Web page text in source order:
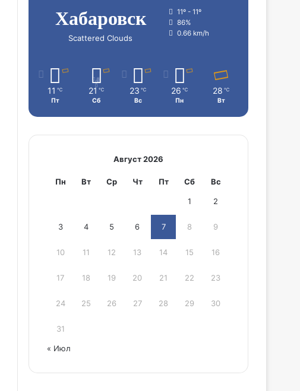
Хабаровск
Scattered Clouds
11º - 11º
86%
0.66 km/h
11 ℃
Пт
21 ℃
Сб
23 ℃
Вс
26 ℃
Пн
28 ℃
Вт
Август 2026
Пн Вт Ср Чт Пт Сб Вс
1 2
3 4 5 6 7 8 9
10 11 12 13 14 15 16
17 18 19 20 21 22 23
24 25 26 27 28 29 30
31
« Июл